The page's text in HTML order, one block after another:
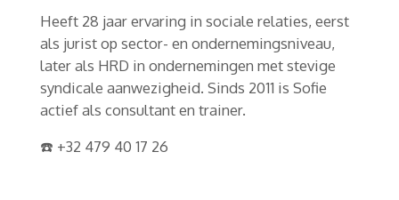
Heeft 28 jaar ervaring in sociale relaties, eerst
als jurist op sector- en ondernemingsniveau,
later als HRD in ondernemingen met stevige
syndicale aanwezigheid. Sinds 2011 is Sofie
actief als consultant en trainer.
☎️ +32 479 40 17 26